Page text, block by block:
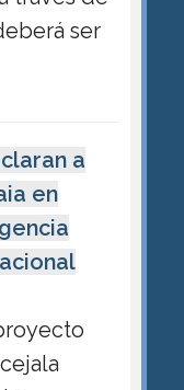
ser
a
en